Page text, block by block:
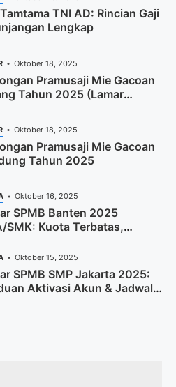
TNI AD: Rincian Gaji
Lengkap
Oktober 18, 2025
Pramusaji Mie Gacoan
Tahun 2025 (Lamar
Oktober 18, 2025
Pramusaji Mie Gacoan
Tahun 2025
Oktober 16, 2025
SPMB Banten 2025
SMK: Kuota Terbatas,
Oktober 15, 2025
SPMB SMP Jakarta 2025:
Aktivasi Akun & Jadwal